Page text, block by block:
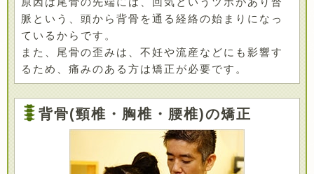
脈という、頭から背骨を通る経絡の始まりになっ
ているからです。
また、尾骨の歪みは、不妊や流産などにも影響す
るため、痛みのある方は矯正が必要です。
背骨(頸椎・胸椎・腰椎)の矯正